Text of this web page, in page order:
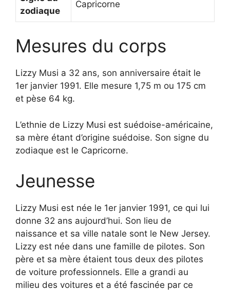
zodiaque
Capricorne
Mesures du corps
Lizzy Musi a 32 ans, son anniversaire était le
1er janvier 1991. Elle mesure 1,75 m ou 175 cm
et pèse 64 kg.
L’ethnie de Lizzy Musi est suédoise-américaine,
sa mère étant d’origine suédoise. Son signe du
zodiaque est le Capricorne.
Jeunesse
Lizzy Musi est née le 1er janvier 1991, ce qui lui
donne 32 ans aujourd’hui. Son lieu de
naissance et sa ville natale sont le New Jersey.
Lizzy est née dans une famille de pilotes. Son
père et sa mère étaient tous deux des pilotes
de voiture professionnels. Elle a grandi au
milieu des voitures et a été fascinée par ce